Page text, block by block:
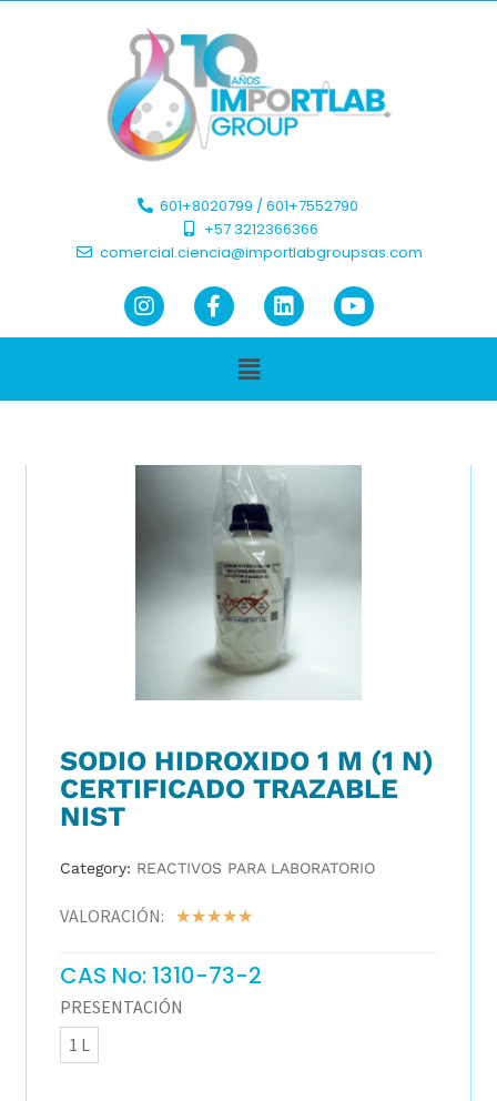
601+8020799 / 601+7552790 ​
+57 3212366366​
comercial.ciencia@importlabgroupsas.com
SODIO HIDROXIDO 1 M (1 N)
CERTIFICADO TRAZABLE
NIST
Category: REACTIVOS PARA LABORATORIO
VALORACIÓN: ☆☆☆☆☆
CAS No: 1310-73-2
PRESENTACIÓN
1 L